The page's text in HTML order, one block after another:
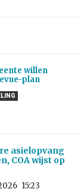
willen
plan
asielopvang
COA wijst op
15:23